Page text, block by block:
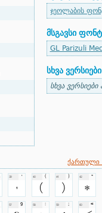
ჯეოლაბის
მსგავსი
GL Parizuli
სხვა ვერსიები
სხვა
ქართული